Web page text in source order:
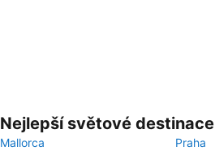
Nejlepší světové destinace
Mallorca
Praha